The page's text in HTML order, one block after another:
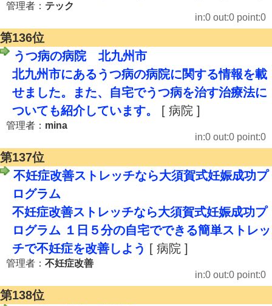
管理者： テック
in:0 out:0 point:0
第136位
うつ病の病院 北九州市
北九州市にあるうつ病の病院に関する情報を載
せました。また、自宅でうつ病を治す治療法に
ついても紹介しています。
[ 病院 ]
管理者： mina
in:0 out:0 point:0
第137位
不妊症改善ストレッチなら大須賀式妊娠成功プ
ログラム
不妊症改善ストレッチなら大須賀式妊娠成功プ
ログラム １日５分の自宅でできる簡単ストレッ
チで不妊症を改善しよう [ 病院 ]
管理者： 不妊症改善
in:0 out:0 point:0
第138位